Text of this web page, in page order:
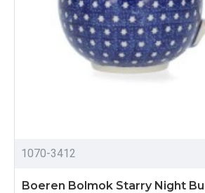
1070-3412
Boeren Bolmok Starry Night